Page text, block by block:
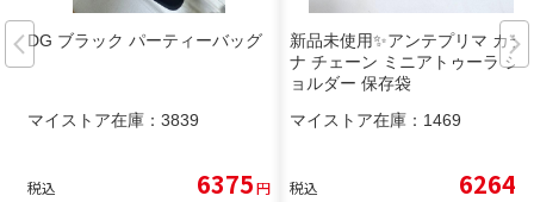
DG ブラック パーティーバッグ
マイストア在庫： 3839
税込 6375円
新品未使用✨アンテプリマ カテ
ナ チェーン ミニアトゥーラ シ
ョルダー 保存袋
マイストア在庫： 1469
税込 6264